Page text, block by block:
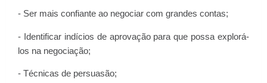
- Ser mais confiante ao negociar com grandes contas;
- Identificar indícios de aprovação para que possa explorá-
los na negociação;
- Técnicas de persuasão;